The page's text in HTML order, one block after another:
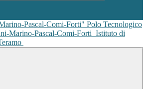
Polo Tecnologico
Marino-Pascal-Comi-Forti Istituto di